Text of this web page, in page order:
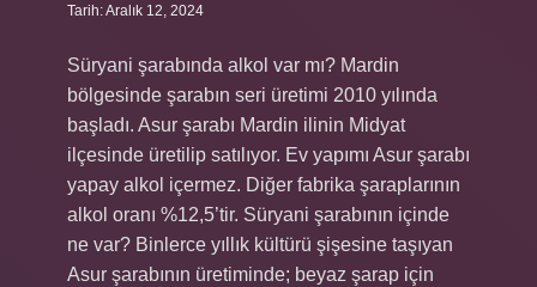
Tarih: Aralık 12, 2024
Süryani şarabında alkol var mı? Mardin
bölgesinde şarabın seri üretimi 2010 yılında
başladı. Asur şarabı Mardin ilinin Midyat
ilçesinde üretilip satılıyor. Ev yapımı Asur şarabı
yapay alkol içermez. Diğer fabrika şaraplarının
alkol oranı %12,5’tir. Süryani şarabının içinde
ne var? Binlerce yıllık kültürü şişesine taşıyan
Asur şarabının üretiminde; beyaz şarap için